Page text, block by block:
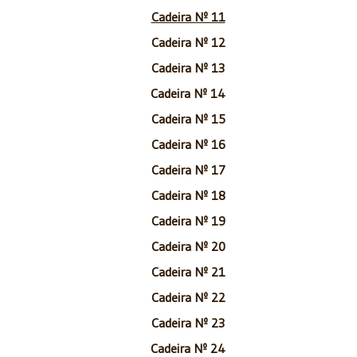
Cadeira Nº 11
Cadeira Nº 12
Cadeira Nº 13
Cadeira Nº 14
Cadeira Nº 15
Cadeira Nº 16
Cadeira Nº 17
Cadeira Nº 18
Cadeira Nº 19
Cadeira Nº 20
Cadeira Nº 21
Cadeira Nº 22
Cadeira Nº 23
Cadeira Nº 24